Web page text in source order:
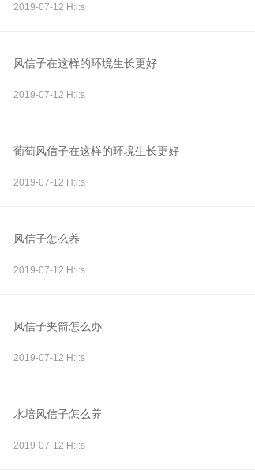
2019-07-12 H:i:s
风信子在这样的环境生长更好
2019-07-12 H:i:s
葡萄风信子在这样的环境生长更好
2019-07-12 H:i:s
风信子怎么养
2019-07-12 H:i:s
风信子夹箭怎么办
2019-07-12 H:i:s
水培风信子怎么养
2019-07-12 H:i:s